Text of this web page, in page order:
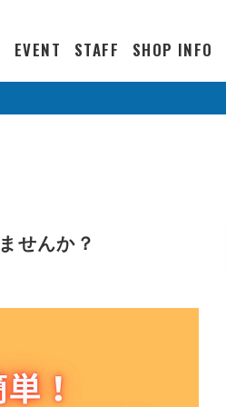
EVENT STAFF SHOP INFO
せんか？